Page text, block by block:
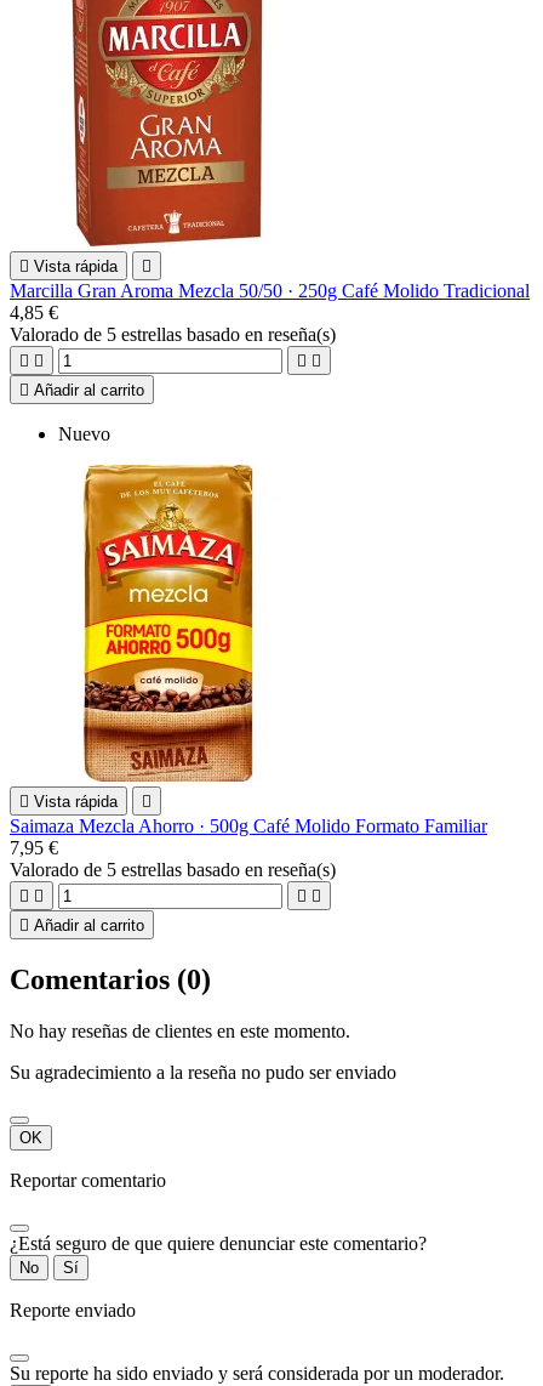
 Vista rápida 
Marcilla Gran Aroma Mezcla 50/50 · 250g Café Molido Tradicional
4,85 €
Valorado de 5 estrellas basado en reseña(s)
   
 Añadir al carrito
Nuevo
 Vista rápida 
Saimaza Mezcla Ahorro · 500g Café Molido Formato Familiar
7,95 €
Valorado de 5 estrellas basado en reseña(s)
   
 Añadir al carrito
Comentarios (0)
No hay reseñas de clientes en este momento.
Su agradecimiento a la reseña no pudo ser enviado
OK
Reportar comentario
¿Está seguro de que quiere denunciar este comentario?
No Sí
Reporte enviado
Su reporte ha sido enviado y será considerada por un moderador.